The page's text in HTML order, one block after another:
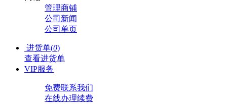
管理商铺
公司新闻
公司单页
进货单(0)
查看进货单
VIP服务
免费联系我们
在线办理续费